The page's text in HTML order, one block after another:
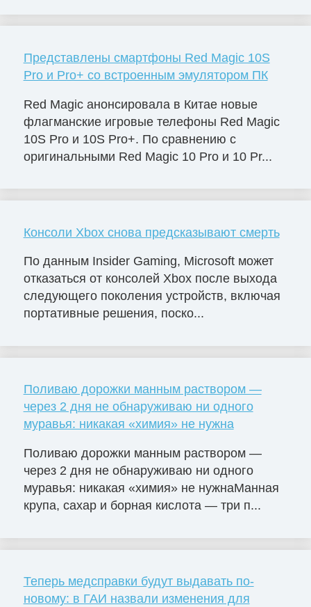
Представлены смартфоны Red Magic 10S
Pro и Pro+ со встроенным эмулятором ПК
Red Magic анонсировала в Китае новые
флагманские игровые телефоны Red Magic
10S Pro и 10S Pro+. По сравнению с
оригинальными Red Magic 10 Pro и 10 Pr...
Консоли Xbox снова предсказывают смерть
По данным Insider Gaming, Microsoft может
отказаться от консолей Xbox после выхода
следующего поколения устройств, включая
портативные решения, поско...
Поливаю дорожки манным раствором —
через 2 дня не обнаруживаю ни одного
муравья: никакая «химия» не нужна
Поливаю дорожки манным раствором —
через 2 дня не обнаруживаю ни одного
муравья: никакая «химия» не нужнаМанная
крупа, сахар и борная кислота — три п...
Теперь медсправки будут выдавать по-
новому: в ГАИ назвали изменения для